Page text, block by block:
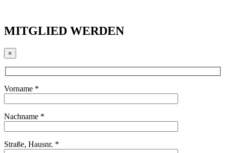
MITGLIED WERDEN
×
Vorname *
Nachname *
Straße, Hausnr. *